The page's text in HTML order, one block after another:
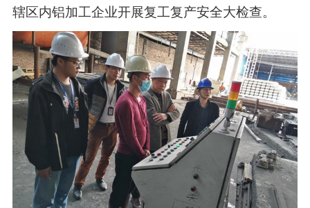
辖区内铝加工企业开展复工复产安全大检查。